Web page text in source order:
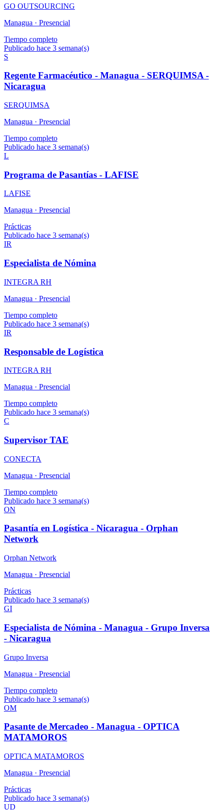
GO OUTSOURCING
Managua · Presencial
Tiempo completo
Publicado hace 3 semana(s)
S
Regente Farmacéutico - Managua - SERQUIMSA -
Nicaragua
SERQUIMSA
Managua · Presencial
Tiempo completo
Publicado hace 3 semana(s)
L
Programa de Pasantías - LAFISE
LAFISE
Managua · Presencial
Prácticas
Publicado hace 3 semana(s)
IR
Especialista de Nómina
INTEGRA RH
Managua · Presencial
Tiempo completo
Publicado hace 3 semana(s)
IR
Responsable de Logística
INTEGRA RH
Managua · Presencial
Tiempo completo
Publicado hace 3 semana(s)
C
Supervisor TAE
CONECTA
Managua · Presencial
Tiempo completo
Publicado hace 3 semana(s)
ON
Pasantía en Logística - Nicaragua - Orphan
Network
Orphan Network
Managua · Presencial
Prácticas
Publicado hace 3 semana(s)
GI
Especialista de Nómina - Managua - Grupo Inversa
- Nicaragua
Grupo Inversa
Managua · Presencial
Tiempo completo
Publicado hace 3 semana(s)
OM
Pasante de Mercadeo - Managua - OPTICA
MATAMOROS
OPTICA MATAMOROS
Managua · Presencial
Prácticas
Publicado hace 3 semana(s)
UD